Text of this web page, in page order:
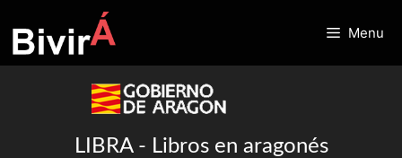
to
content
Menu
LIBRA - Libros en aragonés